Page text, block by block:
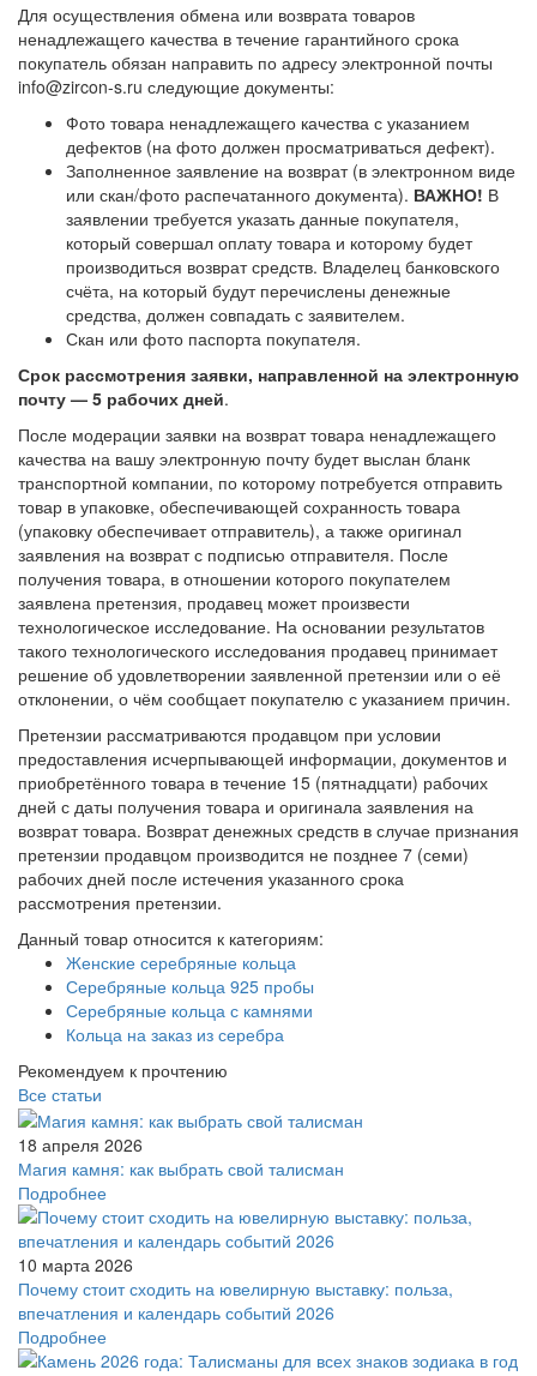
Для осуществления обмена или возврата товаров
ненадлежащего качества в течение гарантийного срока
покупатель обязан направить по адресу электронной почты
info@zircon-s.ru следующие документы:
Фото товара ненадлежащего качества с указанием
дефектов (на фото должен просматриваться дефект).
Заполненное заявление на возврат (в электронном виде
или скан/фото распечатанного документа). ВАЖНО! В
заявлении требуется указать данные покупателя,
который совершал оплату товара и которому будет
производиться возврат средств. Владелец банковского
счёта, на который будут перечислены денежные
средства, должен совпадать с заявителем.
Скан или фото паспорта покупателя.
Срок рассмотрения заявки, направленной на электронную
почту — 5 рабочих дней.
После модерации заявки на возврат товара ненадлежащего
качества на вашу электронную почту будет выслан бланк
транспортной компании, по которому потребуется отправить
товар в упаковке, обеспечивающей сохранность товара
(упаковку обеспечивает отправитель), а также оригинал
заявления на возврат с подписью отправителя. После
получения товара, в отношении которого покупателем
заявлена претензия, продавец может произвести
технологическое исследование. На основании результатов
такого технологического исследования продавец принимает
решение об удовлетворении заявленной претензии или о её
отклонении, о чём сообщает покупателю с указанием причин.
Претензии рассматриваются продавцом при условии
предоставления исчерпывающей информации, документов и
приобретённого товара в течение 15 (пятнадцати) рабочих
дней с даты получения товара и оригинала заявления на
возврат товара. Возврат денежных средств в случае признания
претензии продавцом производится не позднее 7 (семи)
рабочих дней после истечения указанного срока
рассмотрения претензии.
Данный товар относится к категориям:
Женские серебряные кольца
Серебряные кольца 925 пробы
Серебряные кольца с камнями
Кольца на заказ из серебра
Рекомендуем к прочтению
Все статьи
18 апреля 2026
Магия камня: как выбрать свой талисман
Подробнее
10 марта 2026
Почему стоит сходить на ювелирную выставку: польза,
впечатления и календарь событий 2026
Подробнее